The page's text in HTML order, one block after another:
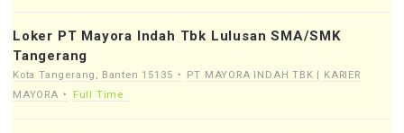
Loker PT Mayora Indah Tbk Lulusan SMA/SMK
Tangerang
Kota Tangerang, Banten 15135
PT MAYORA INDAH TBK | KARIER
MAYORA
Full Time